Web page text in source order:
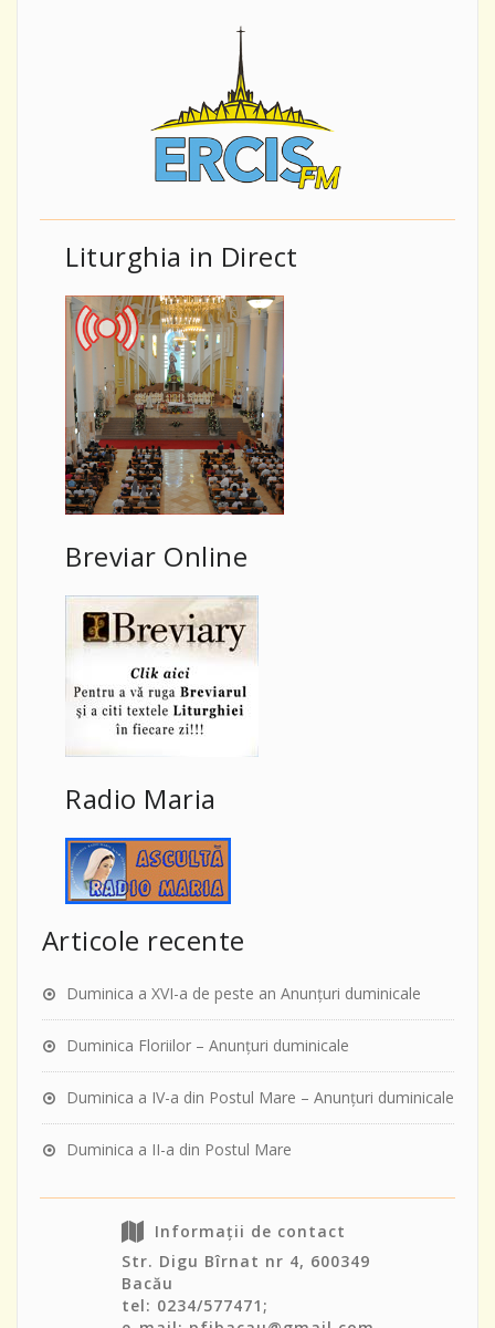
Liturghia in Direct
Breviar Online
Radio Maria
Articole recente
Duminica a XVI-a de peste an Anunţuri duminicale
Duminica Floriilor – Anunţuri duminicale
Duminica a IV-a din Postul Mare – Anunţuri duminicale
Duminica a II-a din Postul Mare
Informații de contact
Str. Digu Bîrnat nr 4, 600349
Bacău
tel: 0234/577471;